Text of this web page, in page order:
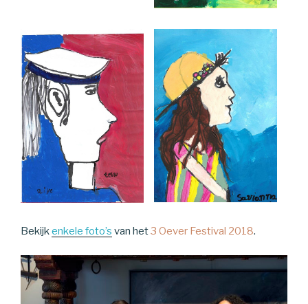
Bekijkenkele foto’s van het3 Oever Festival 2018.